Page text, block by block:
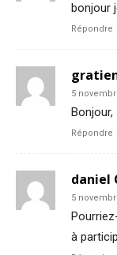
bonjour
Répondre
5
Répondre
daniel
5
à